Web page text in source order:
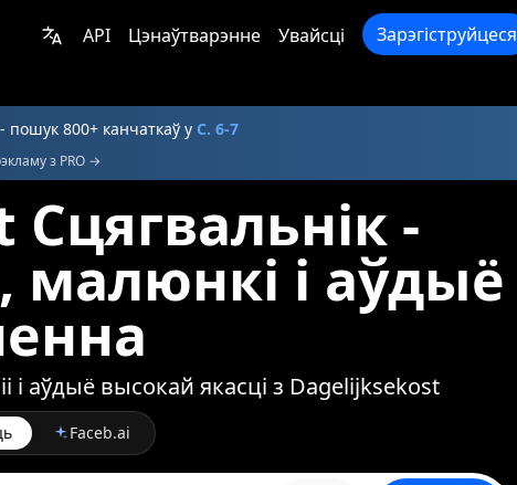
API Цэнаўтварэнне Увайсці Зарэгіструйцеся
- пошук 800+ канчаткаў у С. 6-7
з PRO →
-
малюнкі і аўдыё
і аўдыё высокай якасці з Dagelijksekost
Faceb.ai